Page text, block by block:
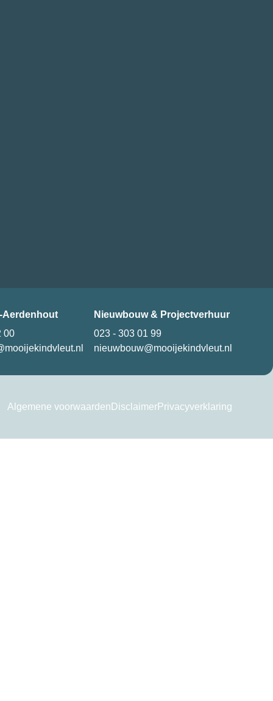
Aerdenhout
00
Nieuwbouw & Projectverhuur
023 - 303 01 99
nieuwbouw@mooijekindvleut.nl
Algemene voorwaarden DisclaimerPrivacyverklaring